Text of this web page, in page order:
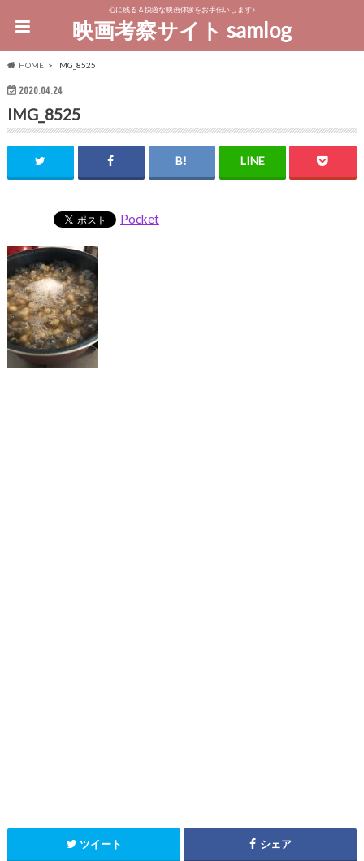
心に残る＆快適な映画体験をお手伝いします♪
映画考察サイト samlog
HOME IMG_8525
2020.04.24
IMG_8525
Pocket
ツイート シェア